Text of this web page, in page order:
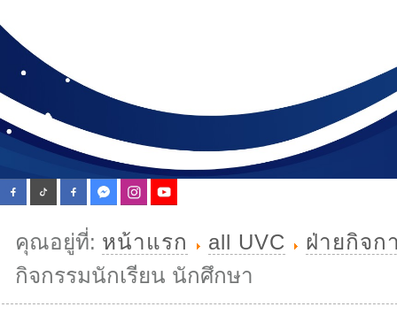
คุณอยู่ที่: หน้าแรก all UVC
ฝ่ายกิจก
กิจกรรมนักเรียน นักศึกษา